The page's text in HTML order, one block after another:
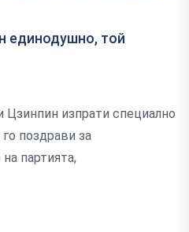
единодушно, той
Цзинпин изпрати специално
поздрави за
партията,